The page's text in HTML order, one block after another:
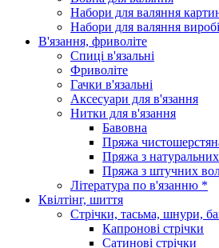
Набори для валяння
Набори для валяння
В'язання, фриволіте
Спиці в'язальні
Фриволіте
Гачки в'язальні
Аксесуари для в'язання
Нитки для в'язання
Бавовна
Пряжа
Пряжа з
Пряжа з штучних
Література по в'язанню *
Квілтінг, шиття
Стрічки, тасьма, шнури,
Капронові стрічки
Сатинові стрічки